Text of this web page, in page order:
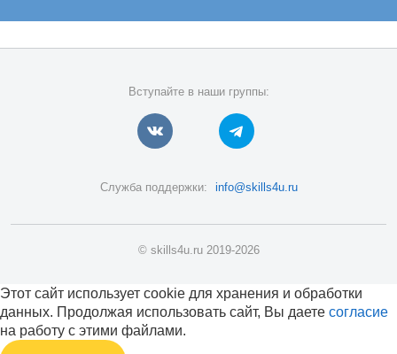
Вступайте в наши группы:
Служба поддержки: info@skills4u.ru
© skills4u.ru 2019-2026
Этот сайт использует cookie для хранения и обработки
данных. Продолжая использовать сайт, Вы даете согласие
на работу с этими файлами.